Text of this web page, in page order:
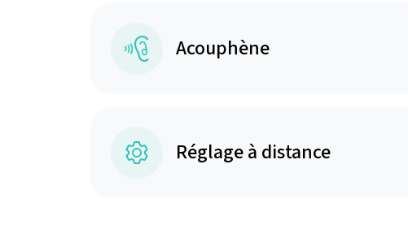
Acouphène
Réglage à distance